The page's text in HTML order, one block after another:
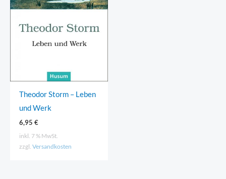
Theodor Storm – Leben
und Werk
6,95 €
inkl. 7 % MwSt.
zzgl. Versandkosten